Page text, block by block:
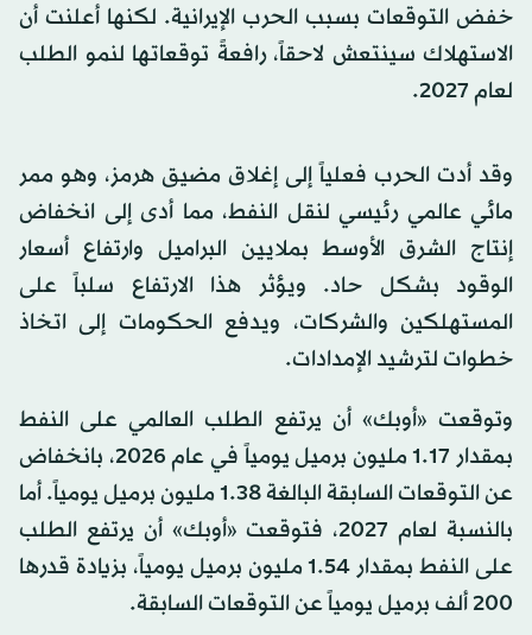
خفض التوقعات بسبب الحرب الإيرانية. لكنها أعلنت أن
الاستهلاك سينتعش لاحقاً، رافعةً توقعاتها لنمو الطلب
لعام 2027.
وقد أدت الحرب فعلياً إلى إغلاق مضيق هرمز، وهو ممر
مائي عالمي رئيسي لنقل النفط، مما أدى إلى انخفاض
إنتاج الشرق الأوسط بملايين البراميل وارتفاع أسعار
الوقود بشكل حاد. ويؤثر هذا الارتفاع سلباً على
المستهلكين والشركات، ويدفع الحكومات إلى اتخاذ
خطوات لترشيد الإمدادات.
وتوقعت «أوبك» أن يرتفع الطلب العالمي على النفط
بمقدار 1.17 مليون برميل يومياً في عام 2026، بانخفاض
عن التوقعات السابقة البالغة 1.38 مليون برميل يومياً. أما
بالنسبة لعام 2027، فتوقعت «أوبك» أن يرتفع الطلب
على النفط بمقدار 1.54 مليون برميل يومياً، بزيادة قدرها
200 ألف برميل يومياً عن التوقعات السابقة.